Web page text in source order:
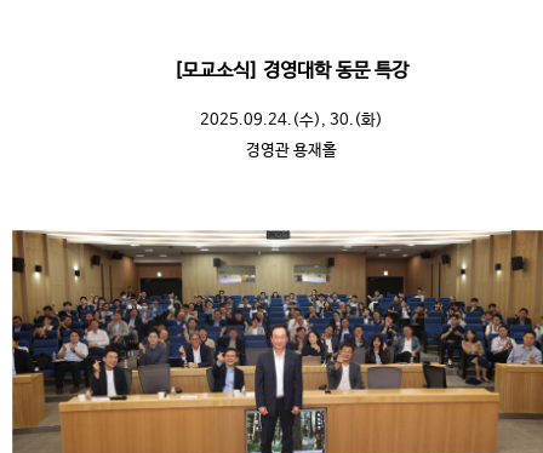
[모교소식] 경영대학 동문 특강
2025.09.24.(수), 30.(화)
경영관 용재홀